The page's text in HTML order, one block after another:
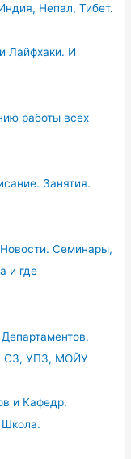
Непал, Тибет.
Лайфхаки. И
работы всех
Занятия.
Семинары,
и где
СЗ, УПЗ, МОЙУ
и Кафедр.
Школа.